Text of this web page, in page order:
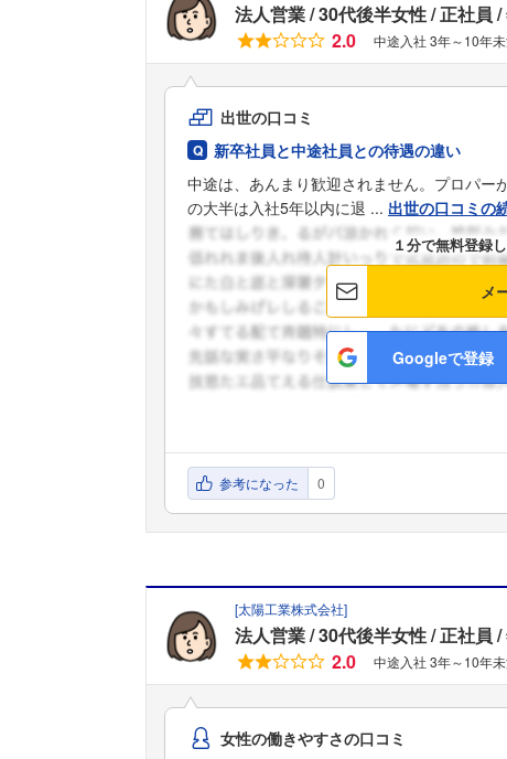
法人営業 30代後半女性 正社員
2.0
中途入社 3年～10年
出世の口コミ
新卒社員と中途社員との待遇の違い
中途は、あんまり歓迎されません。プロパー
の大半は入社5年以内に退 ... 出世の口コミの
１分で無料登録
メ
Googleで登録
参考になった 0
[太陽工業株式会社]
法人営業 30代後半女性 正社員
2.0
中途入社 3年～10年
女性の働きやすさの口コミ